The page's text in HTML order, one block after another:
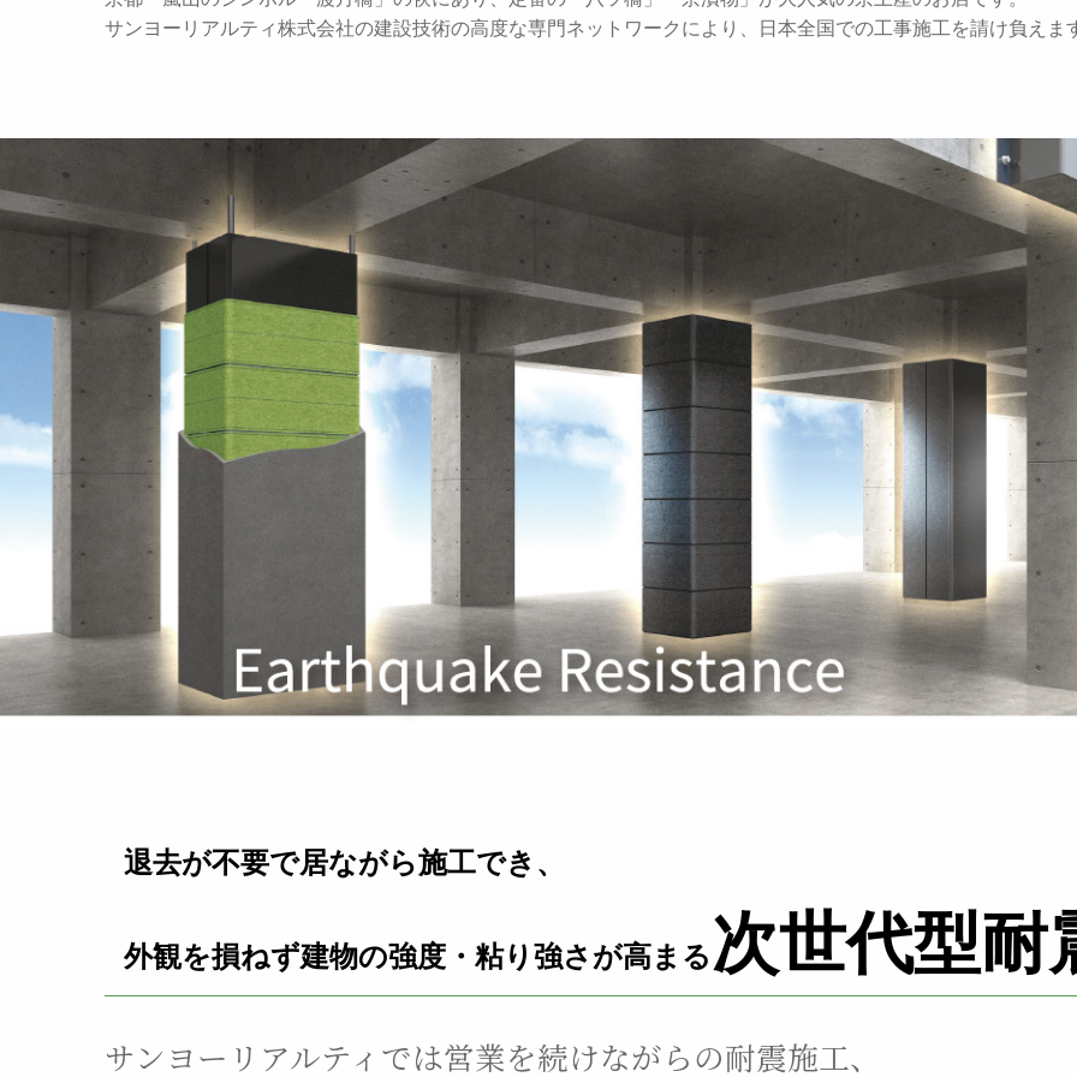
サンヨーリアルティ株式会社の建設技術の高度な専門ネットワークにより、日本全国での工事施工を請け負えま
退去が不要で居ながら施工でき、
外観を損ねず建物の強度・粘り強さが高まる次世代型耐
サンヨーリアルティでは営業を続けながらの耐震施工、